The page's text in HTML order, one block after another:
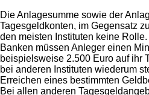
Die Anlagesumme sowie der
Tagesgeldkonten, im Gegensatz
den meisten Instituten keine
Banken müssen Anleger einen
beispielsweise 2.500 Euro auf ihr
bei anderen Instituten wiederum
Erreichen eines bestimmten
Bei allen anderen